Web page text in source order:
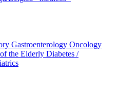
Gastroenterology Oncology
the Elderly Diabetes /